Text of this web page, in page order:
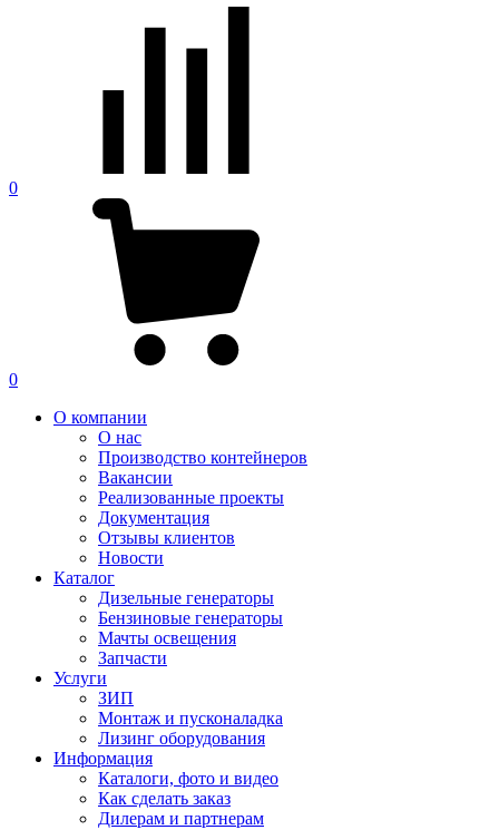
0
0
О компании
О нас
Производство контейнеров
Вакансии
Реализованные проекты
Документация
Отзывы клиентов
Новости
Каталог
Дизельные генераторы
Бензиновые генераторы
Мачты освещения
Запчасти
Услуги
ЗИП
Монтаж и пусконаладка
Лизинг оборудования
Информация
Каталоги, фото и видео
Как сделать заказ
Дилерам и партнерам